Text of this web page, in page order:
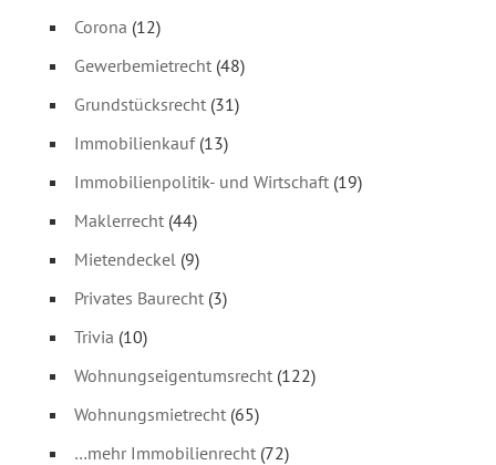
Corona (12)
Gewerbemietrecht(48)
Grundstücksrecht(31)
Immobilienkauf(13)
Immobilienpolitik- und Wirtschaft(19)
Maklerrecht(44)
Mietendeckel(9)
Privates Baurecht(3)
Trivia (10)
Wohnungseigentumsrecht(122)
Wohnungsmietrecht(65)
…mehr Immobilienrecht(72)